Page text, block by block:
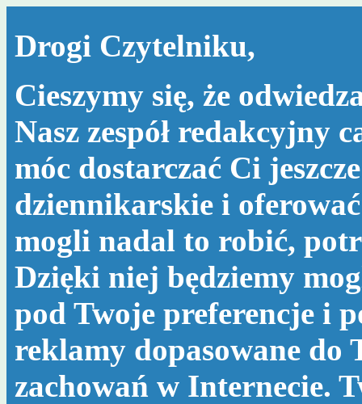
Drogi Czytelniku,
Cieszymy się, że
Nasz zespół redakcyjny
móc dostarczać Ci
dziennikarskie i oferować
mogli nadal to robić,
Dzięki niej będziemy
pod Twoje preferencje i
reklamy dopasowane do
zachowań w Internecie.